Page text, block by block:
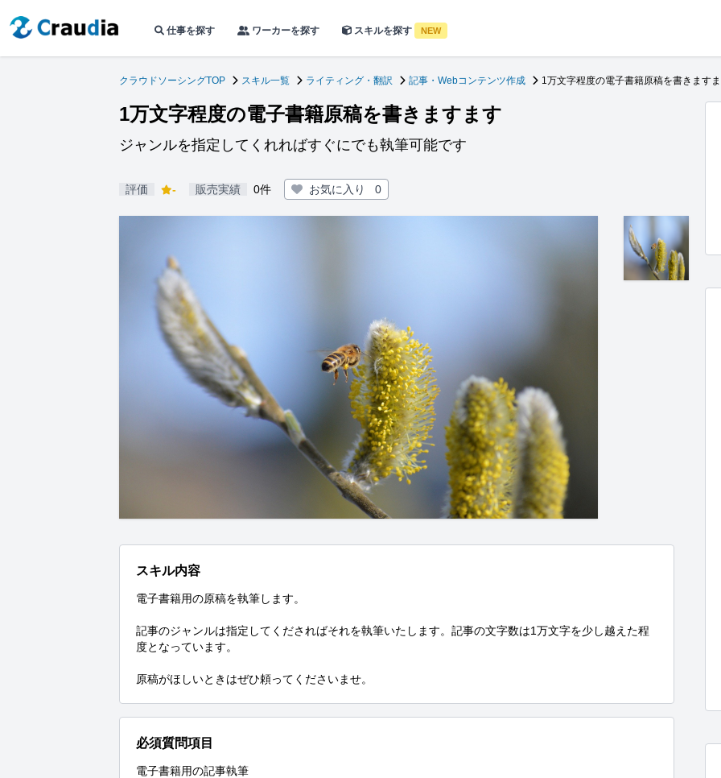
仕事を探す ワーカーを探す スキルを探す NEW
クラウドソーシングTOP スキル一覧 ライティング・翻訳 記事・Webコンテンツ作成 1万文字程度の電子書籍原稿を書きます
1万文字程度の電子書籍原稿を書きますます
ジャンルを指定してくれればすぐにでも執筆可能です
評価 - 販売実績 0件 お気に入り 0
スキル内容
電子書籍用の原稿を執筆します。
記事のジャンルは指定してくださればそれを執筆いたします。記事の文字数は1万文字を少し越えた程
度となっています。
原稿がほしいときはぜひ頼ってくださいませ。
必須質問項目
電子書籍用の記事執筆